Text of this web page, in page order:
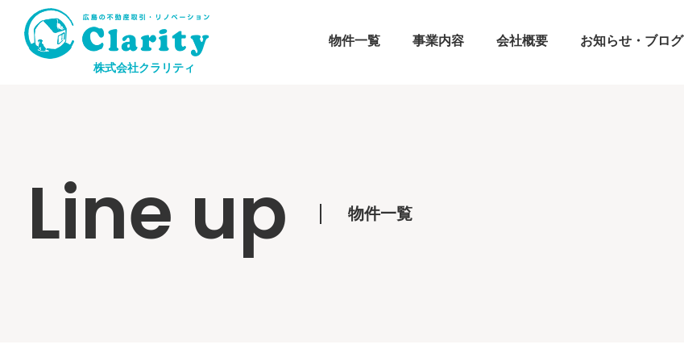
株式会社クラリティ
物件一覧 事業内容 会社概要 お知らせ・ブログ
Line up 物件一覧